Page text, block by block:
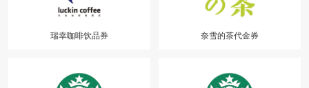
瑞幸咖啡饮品券 奈雪的茶代金券